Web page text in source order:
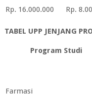
Rp. 16.000.000
Rp.
TABEL UPP JENJANG
Program Studi
Farmasi